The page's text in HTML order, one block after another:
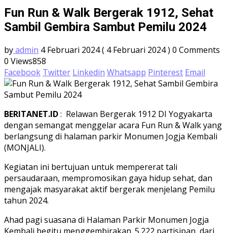
Fun Run & Walk Bergerak 1912, Sehat
Sambil Gembira Sambut Pemilu 2024
byadmin 4 Februari 2024( 4 Februari 2024 ) 0 Comments
0 Views858
Facebook Twitter Linkedin Whatsapp Pinterest Email
BERITANET.ID: Relawan Bergerak 1912 DI Yogyakarta
dengan semangat menggelar acara Fun Run & Walk yang
berlangsung di halaman parkir Monumen Jogja Kembali
(MONJALI).
Kegiatan ini bertujuan untuk mempererat tali
persaudaraan, mempromosikan gaya hidup sehat, dan
mengajak masyarakat aktif bergerak menjelang Pemilu
tahun 2024.
Ahad pagi suasana di Halaman Parkir Monumen Jogja